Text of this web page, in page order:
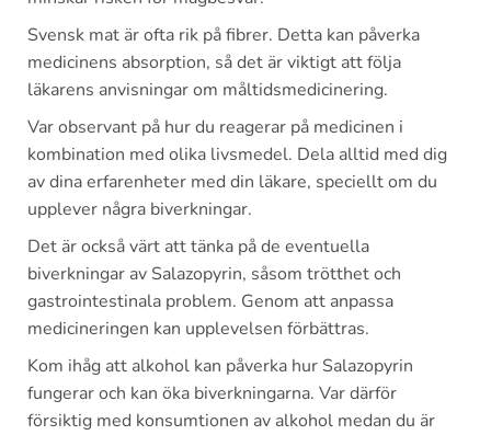
Svensk mat är ofta rik på fibrer. Detta kan påverka
medicinens absorption, så det är viktigt att följa
läkarens anvisningar om måltidsmedicinering.
Var observant på hur du reagerar på medicinen i
kombination med olika livsmedel. Dela alltid med dig
av dina erfarenheter med din läkare, speciellt om du
upplever några biverkningar.
Det är också värt att tänka på de eventuella
biverkningar av Salazopyrin, såsom trötthet och
gastrointestinala problem. Genom att anpassa
medicineringen kan upplevelsen förbättras.
Kom ihåg att alkohol kan påverka hur Salazopyrin
fungerar och kan öka biverkningarna. Var därför
försiktig med konsumtionen av alkohol medan du är